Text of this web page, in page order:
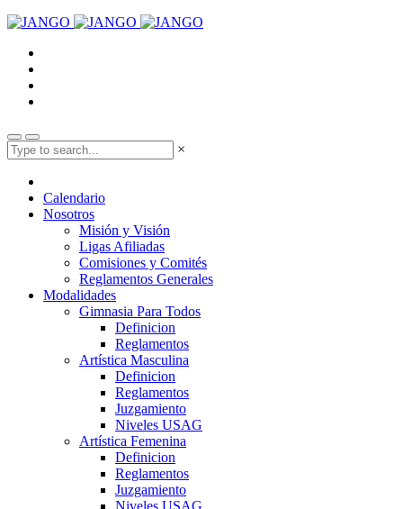
×
Calendario
Nosotros
Misión y Visión
Ligas Afiliadas
Comisiones y Comités
Reglamentos Generales
Modalidades
Gimnasia Para Todos
Definicion
Reglamentos
Artística Masculina
Definicion
Reglamentos
Juzgamiento
Niveles USAG
Artística Femenina
Definicion
Reglamentos
Juzgamiento
Niveles USAG